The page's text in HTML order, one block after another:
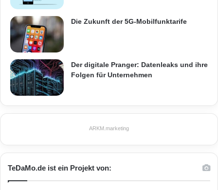
Die Zukunft der 5G-Mobilfunktarife
Der digitale Pranger: Datenleaks und ihre
Folgen für Unternehmen
ARKM.marketing
TeDaMo.de ist ein Projekt von: